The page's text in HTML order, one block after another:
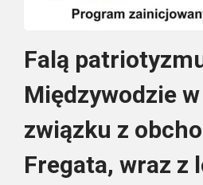
Falą
Międzywodzie
związku z
Fregata, wraz z